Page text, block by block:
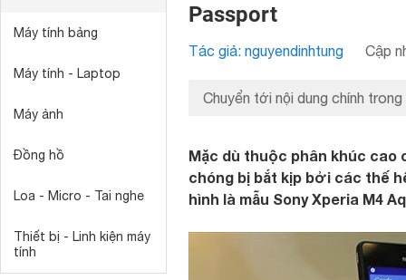
Máy tính bảng
Máy tính - Laptop
Máy ảnh
Đồng hồ
Loa - Micro - Tai nghe
Thiết bị - Linh kiện máy
tính
Passport
Tác giả: nguyendinhtung Cập
Chuyển tới nội dung chính trong
Mặc dù thuộc phân khúc cao
chóng bị bắt kịp bởi các thế
hình là mẫu Sony Xperia M4